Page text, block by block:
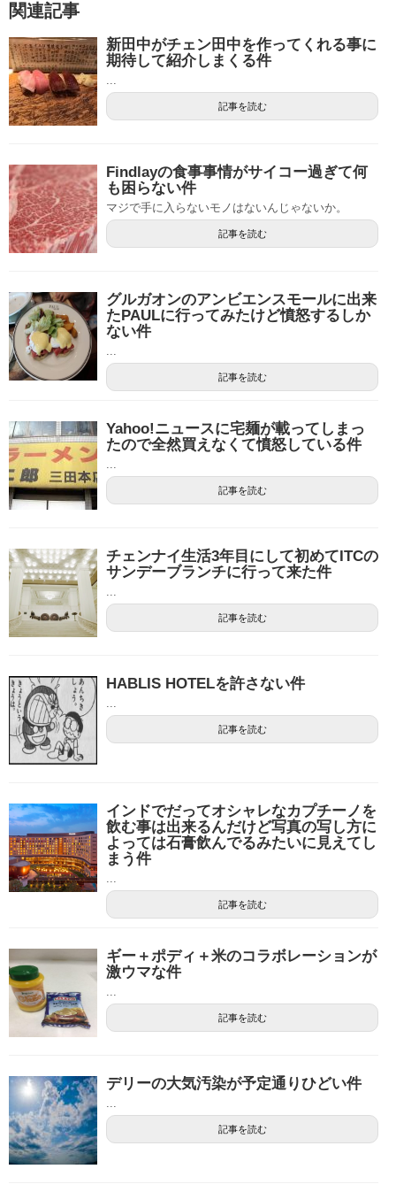
関連記事
新田中がチェン田中を作ってくれる事に
期待して紹介しまくる件
...
記事を読む
Findlayの食事事情がサイコー過ぎて何
も困らない件
マジで手に入らないモノはないんじゃないか。
記事を読む
グルガオンのアンビエンスモールに出来
たPAULに行ってみたけど憤怒するしか
ない件
...
記事を読む
Yahoo!ニュースに宅麺が載ってしまっ
たので全然買えなくて憤怒している件
...
記事を読む
チェンナイ生活3年目にして初めてITCの
サンデーブランチに行って来た件
...
記事を読む
HABLIS HOTELを許さない件
...
記事を読む
インドでだってオシャレなカプチーノを
飲む事は出来るんだけど写真の写し方に
よっては石膏飲んでるみたいに見えてし
まう件
...
記事を読む
ギー＋ポディ＋米のコラボレーションが
激ウマな件
...
記事を読む
デリーの大気汚染が予定通りひどい件
...
記事を読む